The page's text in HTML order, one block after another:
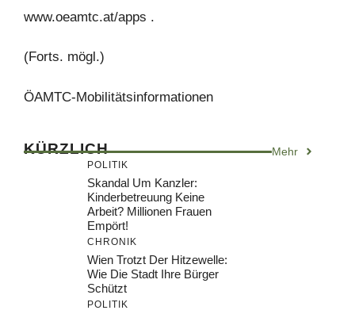
www.oeamtc.at/apps .
(Forts. mögl.)
ÖAMTC-Mobilitätsinformationen
KÜRZLICH Mehr
POLITIK
Skandal Um Kanzler:
Kinderbetreuung Keine
Arbeit? Millionen Frauen
Empört!
CHRONIK
Wien Trotzt Der Hitzewelle:
Wie Die Stadt Ihre Bürger
Schützt
POLITIK